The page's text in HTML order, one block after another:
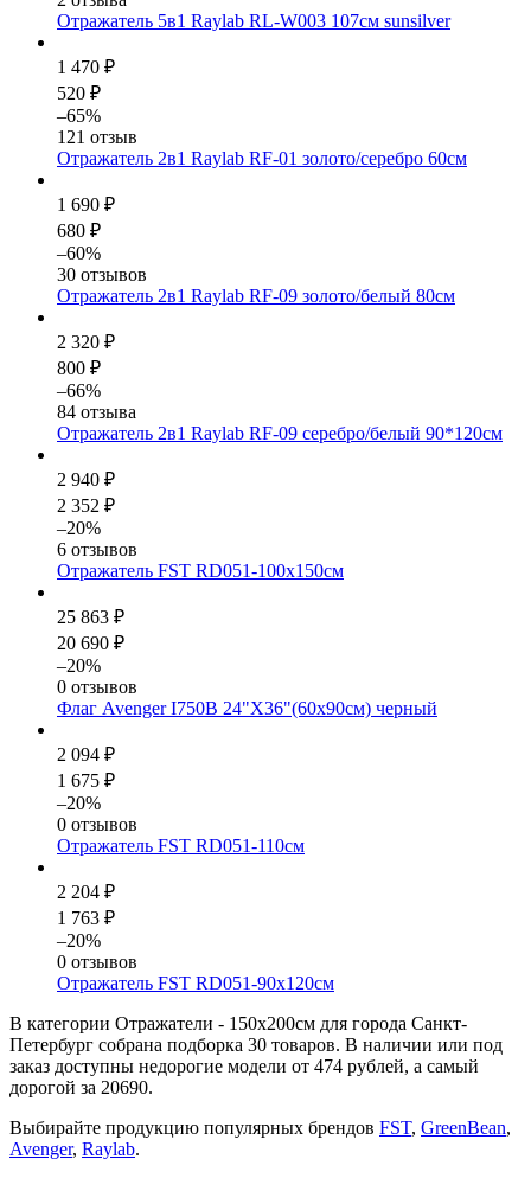
Отражатель 5в1 Raylab RL-W003 107см sunsilver
1 470 ₽
520 ₽
–65%
121 отзыв
Отражатель 2в1 Raylab RF-01 золото/серебро 60см
1 690 ₽
680 ₽
–60%
30 отзывов
Отражатель 2в1 Raylab RF-09 золото/белый 80см
2 320 ₽
800 ₽
–66%
84 отзыва
Отражатель 2в1 Raylab RF-09 серебро/белый 90*120см
2 940 ₽
2 352 ₽
–20%
6 отзывов
Отражатель FST RD051-100x150см
25 863 ₽
20 690 ₽
–20%
0 отзывов
Флаг Avenger I750B 24"X36"(60х90см) черный
2 094 ₽
1 675 ₽
–20%
0 отзывов
Отражатель FST RD051-110см
2 204 ₽
1 763 ₽
–20%
0 отзывов
Отражатель FST RD051-90х120см
В категории Отражатели - 150х200см для города Санкт-
Петербург собрана подборка 30 товаров. В наличии или под
заказ доступны недорогие модели от 474 рублей, а самый
дорогой за 20690.
Выбирайте продукцию популярных брендов FST, GreenBean,
Avenger, Raylab.